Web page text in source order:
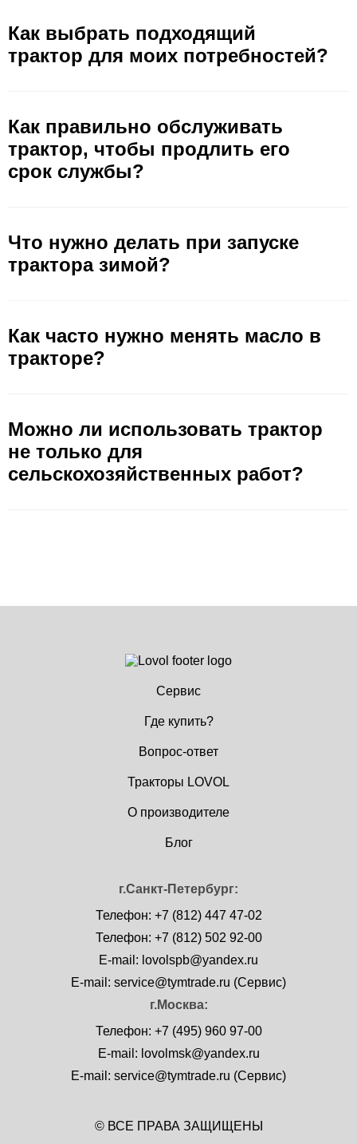
Как выбрать подходящий
трактор для моих потребностей?
Как правильно обслуживать
трактор, чтобы продлить его
срок службы?
Что нужно делать при запуске
трактора зимой?
Как часто нужно менять масло в
тракторе?
Можно ли использовать трактор
не только для
сельскохозяйственных работ?
Сервис
Где купить?
Вопрос-ответ
Тракторы LOVOL
О производителе
Блог
г.Санкт-Петербург:
Телефон: +7 (812) 447 47-02
Телефон: +7 (812) 502 92-00
E-mail: lovolspb@yandex.ru
E-mail: service@tymtrade.ru (Сервис)
г.Москва:
Телефон: +7 (495) 960 97-00
E-mail: lovolmsk@yandex.ru
E-mail: service@tymtrade.ru (Сервис)
© ВСЕ ПРАВА ЗАЩИЩЕНЫ